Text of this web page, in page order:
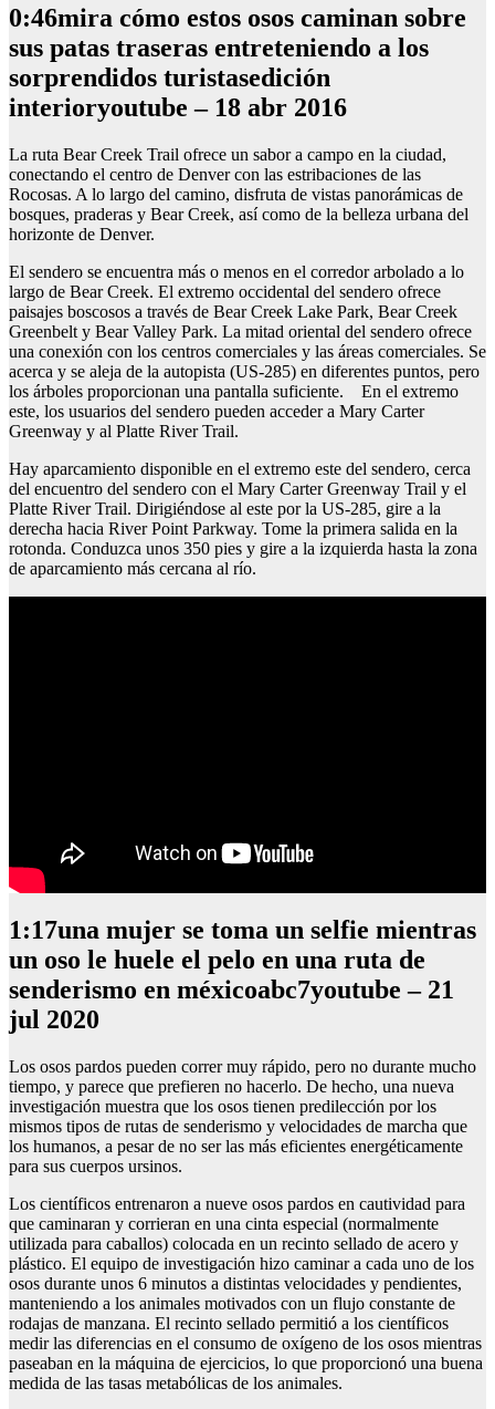
0:46mira cómo estos osos caminan sobre
sus patas traseras entreteniendo a los
sorprendidos turistasedición
interioryoutube – 18 abr 2016
La ruta Bear Creek Trail ofrece un sabor a campo en la ciudad,
conectando el centro de Denver con las estribaciones de las
Rocosas. A lo largo del camino, disfruta de vistas panorámicas de
bosques, praderas y Bear Creek, así como de la belleza urbana del
horizonte de Denver.
El sendero se encuentra más o menos en el corredor arbolado a lo
largo de Bear Creek. El extremo occidental del sendero ofrece
paisajes boscosos a través de Bear Creek Lake Park, Bear Creek
Greenbelt y Bear Valley Park. La mitad oriental del sendero ofrece
una conexión con los centros comerciales y las áreas comerciales. Se
acerca y se aleja de la autopista (US-285) en diferentes puntos, pero
los árboles proporcionan una pantalla suficiente. En el extremo
este, los usuarios del sendero pueden acceder a Mary Carter
Greenway y al Platte River Trail.
Hay aparcamiento disponible en el extremo este del sendero, cerca
del encuentro del sendero con el Mary Carter Greenway Trail y el
Platte River Trail. Dirigiéndose al este por la US-285, gire a la
derecha hacia River Point Parkway. Tome la primera salida en la
rotonda. Conduzca unos 350 pies y gire a la izquierda hasta la zona
de aparcamiento más cercana al río.
1:17una mujer se toma un selfie mientras
un oso le huele el pelo en una ruta de
senderismo en méxicoabc7youtube – 21
jul 2020
Los osos pardos pueden correr muy rápido, pero no durante mucho
tiempo, y parece que prefieren no hacerlo. De hecho, una nueva
investigación muestra que los osos tienen predilección por los
mismos tipos de rutas de senderismo y velocidades de marcha que
los humanos, a pesar de no ser las más eficientes energéticamente
para sus cuerpos ursinos.
Los científicos entrenaron a nueve osos pardos en cautividad para
que caminaran y corrieran en una cinta especial (normalmente
utilizada para caballos) colocada en un recinto sellado de acero y
plástico. El equipo de investigación hizo caminar a cada uno de los
osos durante unos 6 minutos a distintas velocidades y pendientes,
manteniendo a los animales motivados con un flujo constante de
rodajas de manzana. El recinto sellado permitió a los científicos
medir las diferencias en el consumo de oxígeno de los osos mientras
paseaban en la máquina de ejercicios, lo que proporcionó una buena
medida de las tasas metabólicas de los animales.